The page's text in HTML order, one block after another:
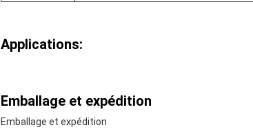
Applications:
Emballage et expédition
Emballage et expédition